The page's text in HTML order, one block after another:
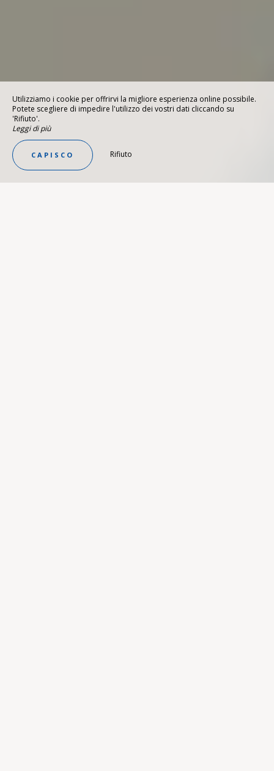
Utilizziamo i cookie per offrirvi la migliore esperienza online possibile.
Potete scegliere di impedire l'utilizzo dei vostri dati cliccando su
'Rifiuto'.
Leggi di più
CAPISCO Rifiuto